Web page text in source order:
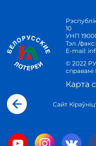
10
УНП
Тэл./факс:
E-mail:
© 2022
справамі
Карта
Сайт